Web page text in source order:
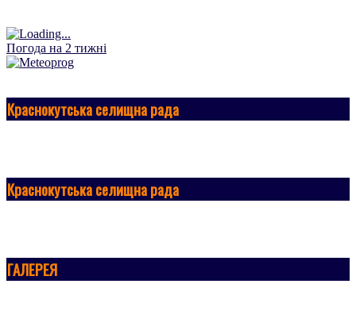
Погода на 2 тижні
Краснокутська селищна рада
Краснокутська селищна рада
ГАЛЕРЕЯ